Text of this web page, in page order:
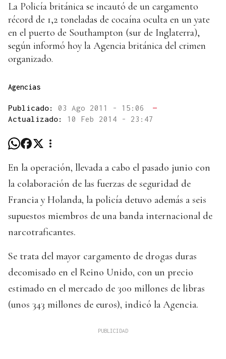
La Policía británica se incautó de un cargamento
récord de 1,2 toneladas de cocaína oculta en un yate
en el puerto de Southampton (sur de Inglaterra),
según informó hoy la Agencia británica del crimen
organizado.
Agencias
Publicado: 03 Ago 2011 - 15:06
—
Actualizado: 10 Feb 2014 - 23:47
En la operación, llevada a cabo el pasado junio con
la colaboración de las fuerzas de seguridad de
Francia y Holanda, la policía detuvo además a seis
supuestos miembros de una banda internacional de
narcotraficantes.
Se trata del mayor cargamento de drogas duras
decomisado en el Reino Unido, con un precio
estimado en el mercado de 300 millones de libras
(unos 343 millones de euros), indicó la Agencia.